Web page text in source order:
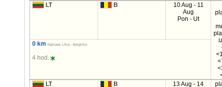
LT B
10 Aug - 11
Aug
Pon - Ut
0 km Náklady Litva - Belgicko
4 hod.
LT B
13 Aug - 14